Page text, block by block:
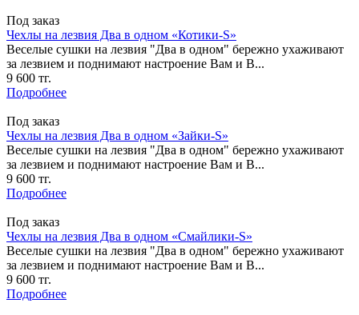
Под заказ
Чехлы на лезвия Два в одном «Котики-S»
Веселые сушки на лезвия "Два в одном" бережно ухаживают
за лезвием и поднимают настроение Вам и В...
9 600 тг.
Подробнее
Под заказ
Чехлы на лезвия Два в одном «Зайки-S»
Веселые сушки на лезвия "Два в одном" бережно ухаживают
за лезвием и поднимают настроение Вам и В...
9 600 тг.
Подробнее
Под заказ
Чехлы на лезвия Два в одном «Смайлики-S»
Веселые сушки на лезвия "Два в одном" бережно ухаживают
за лезвием и поднимают настроение Вам и В...
9 600 тг.
Подробнее